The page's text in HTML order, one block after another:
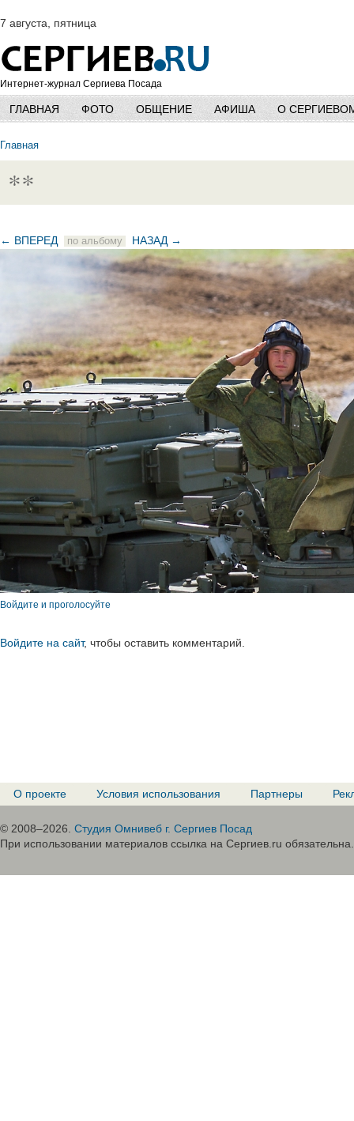
7 августа, пятница
Интернет-журнал Сергиева Посада
ГЛАВНАЯ ФОТО ОБЩЕНИЕ АФИША О
Главная
**
← ВПЕРЕД по альбому НАЗАД →
Войдите и проголосуйте
Войдите на сайт, чтобы оставить комментарий.
О проекте Условия использования Партнеры
© 2008–2026. Студия Омнивеб г. Сергиев Посад
При использовании материалов ссылка на Сергиев.ru обязательна.